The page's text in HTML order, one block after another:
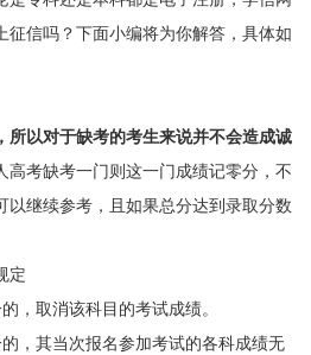
征信吗？下面小编将为你解答，具体如
所以对于缺考的考生来说并不会造成诚
高考缺考一门则这一门成绩记零分，不
以继续参考，且如果总分达到录取分数
定
，取消该科目的考试成绩。
，其当次报名参加考试的各科成绩无